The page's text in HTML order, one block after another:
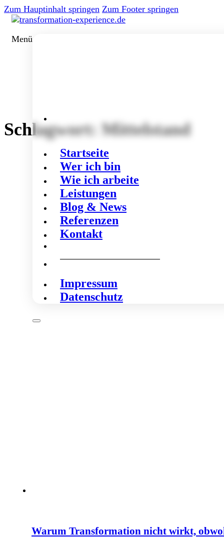
Zum Hauptinhalt springen Zum Footer springen
Menü
Startseite
Wer ich bin
Wie ich arbeite
Leistungen
Blog & News
Referenzen
Kontakt
Impressum
Datenschutz
Schlagwort: Mittelstand
Warum Transformation nicht wirkt,